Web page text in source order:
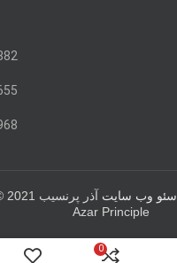
021
021
021
سئو وب سایت آذر پرنسیب 2021
Azar Principle
0